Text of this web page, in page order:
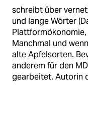
schreibt über
und lange Wörter
Manchmal und
alte Apfelsorten.
anderem für den
gearbeitet. Autorin